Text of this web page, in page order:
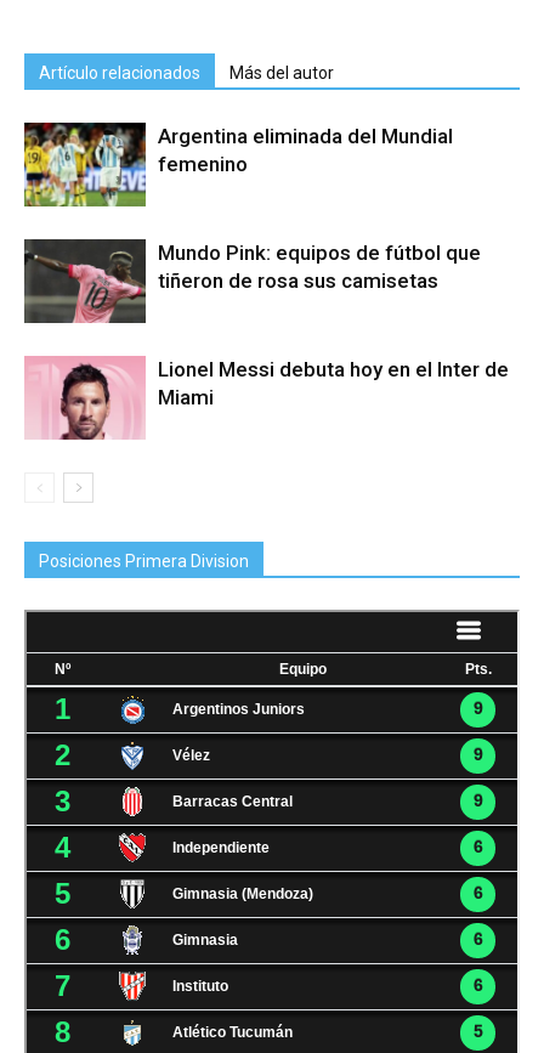
Artículo relacionados Más del autor
Argentina eliminada del Mundial
femenino
Mundo Pink: equipos de fútbol que
tiñeron de rosa sus camisetas
Lionel Messi debuta hoy en el Inter de
Miami
Posiciones Primera Division